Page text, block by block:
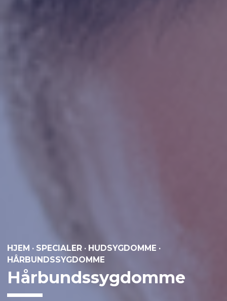
HJEM · SPECIALER · HUDSYGDOMME ·
HÅRBUNDSSYGDOMME
Hårbundssygdomme